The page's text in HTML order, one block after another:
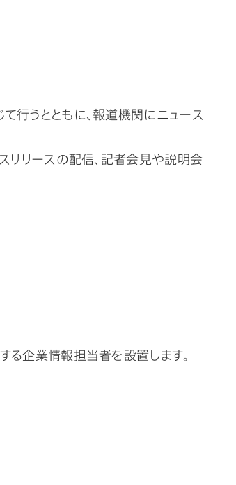
行うとともに、報道機関にニュース
リリースの配信、記者会見や説明会
企業情報担当者を設置します。